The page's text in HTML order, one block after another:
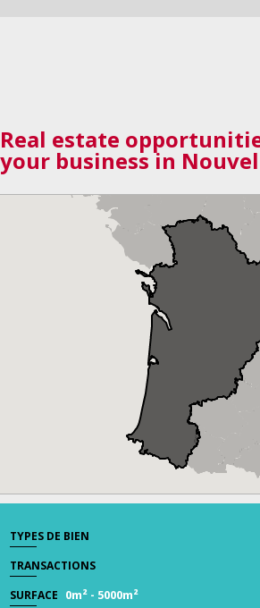
Real estate
your business in
TYPES DE BIEN
TRANSACTIONS
SURFACE 0m² - 5000m²